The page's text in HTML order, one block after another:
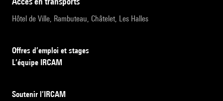
Hôtel de Ville, Rambuteau, Châtelet, Les Halles
Offres d’emploi et stages
L’équipe IRCAM
Soutenir l’IRCAM